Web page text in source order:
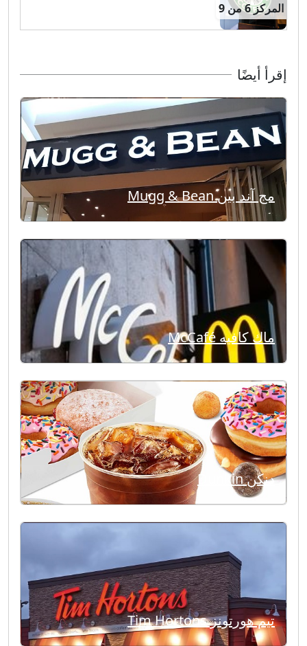
المركز 6 من 9
إقرأ أيضًا
مج آند بين Mugg & Bean
ماك كافيه McCafé
دنكن Dunkin
تيم هورتونز Tim Hortons